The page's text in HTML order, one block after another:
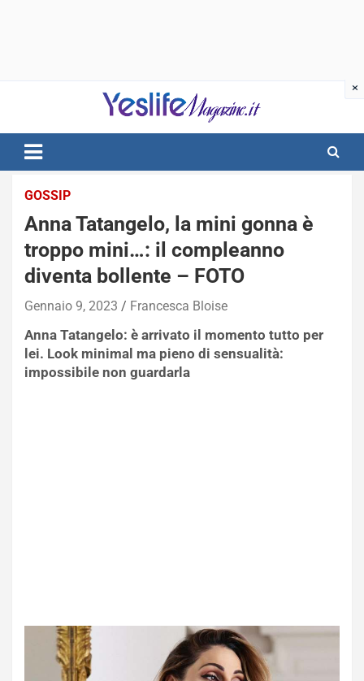
notizie di intrattenimento
GOSSIP
Anna Tatangelo, la mini gonna è
troppo mini…: il compleanno
diventa bollente – FOTO
Gennaio 9, 2023 Francesca Bloise
Anna Tatangelo: è arrivato il momento tutto per
lei. Look minimal ma pieno di sensualità:
impossibile non guardarla